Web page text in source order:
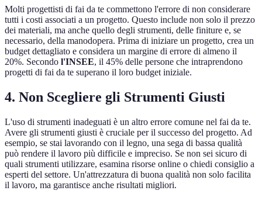
Molti progettisti di fai da te commettono l'errore di non considerare
tutti i costi associati a un progetto. Questo include non solo il prezzo
dei materiali, ma anche quello degli strumenti, delle finiture e, se
necessario, della manodopera. Prima di iniziare un progetto, crea un
budget dettagliato e considera un margine di errore di almeno il
20%. Secondo l'INSEE, il 45% delle persone che intraprendono
progetti di fai da te superano il loro budget iniziale.
4. Non Scegliere gli Strumenti Giusti
L'uso di strumenti inadeguati è un altro errore comune nel fai da te.
Avere gli strumenti giusti è cruciale per il successo del progetto. Ad
esempio, se stai lavorando con il legno, una sega di bassa qualità
può rendere il lavoro più difficile e impreciso. Se non sei sicuro di
quali strumenti utilizzare, esamina risorse online o chiedi consiglio a
esperti del settore. Un'attrezzatura di buona qualità non solo facilita
il lavoro, ma garantisce anche risultati migliori.